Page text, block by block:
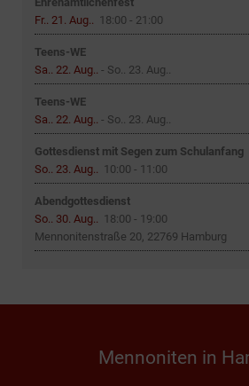
Fr.. 21. Aug.. 18:00 - 21:00
Teens-WE
Sa.. 22. Aug.. - So.. 23. Aug..
Teens-WE
Sa.. 22. Aug.. - So.. 23. Aug..
Gottesdienst mit Segen zum Schulanfang
So.. 23. Aug.. 10:00 - 11:00
Abendgottesdienst
So.. 30. Aug.. 18:00 - 19:00
Mennonitenstraße 20, 22769 Hamburg
Mennoniten in